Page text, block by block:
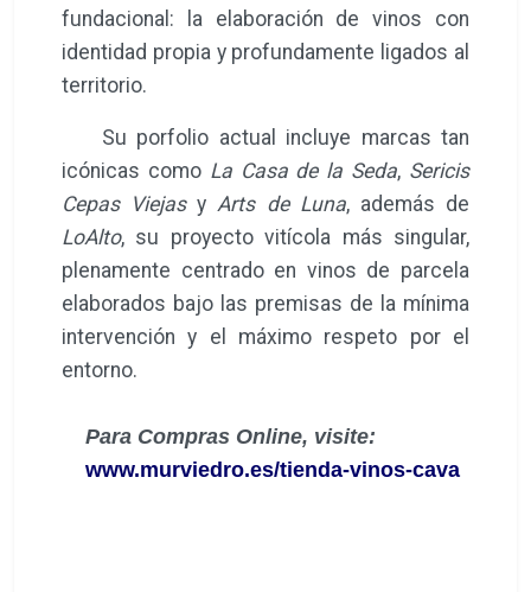
fundacional: la elaboración de vinos con
identidad propia y profundamente ligados al
territorio.
Su porfolio actual incluye marcas tan
icónicas como La Casa de la Seda, Sericis
Cepas ViejasyArts de Luna, además de
LoAlto, su proyecto vitícola más singular,
plenamente centrado en vinos de parcela
elaborados bajo las premisas de la mínima
intervención y el máximo respeto por el
entorno.
Para Compras Online, visite:
www.murviedro.es/tienda-vinos-cava